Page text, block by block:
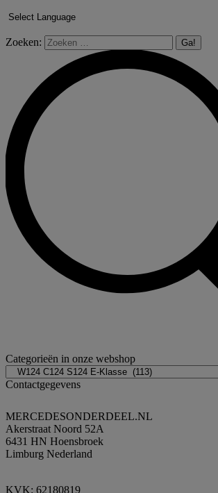
Zoeken:
Categorieën in onze webshop
Contactgegevens
MERCEDESONDERDEEL.NL
Akerstraat Noord 52A
6431 HN Hoensbroek
Limburg Nederland
KVK: 62180819